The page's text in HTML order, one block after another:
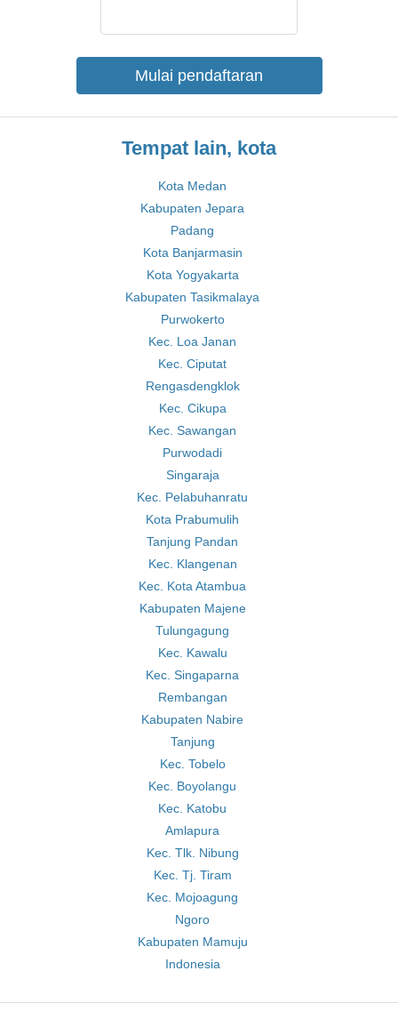
Mulai pendaftaran
Tempat lain, kota
Kota Medan
Kabupaten Jepara
Padang
Kota Banjarmasin
Kota Yogyakarta
Kabupaten Tasikmalaya
Purwokerto
Kec. Loa Janan
Kec. Ciputat
Rengasdengklok
Kec. Cikupa
Kec. Sawangan
Purwodadi
Singaraja
Kec. Pelabuhanratu
Kota Prabumulih
Tanjung Pandan
Kec. Klangenan
Kec. Kota Atambua
Kabupaten Majene
Tulungagung
Kec. Kawalu
Kec. Singaparna
Rembangan
Kabupaten Nabire
Tanjung
Kec. Tobelo
Kec. Boyolangu
Kec. Katobu
Amlapura
Kec. Tlk. Nibung
Kec. Tj. Tiram
Kec. Mojoagung
Ngoro
Kabupaten Mamuju
Indonesia